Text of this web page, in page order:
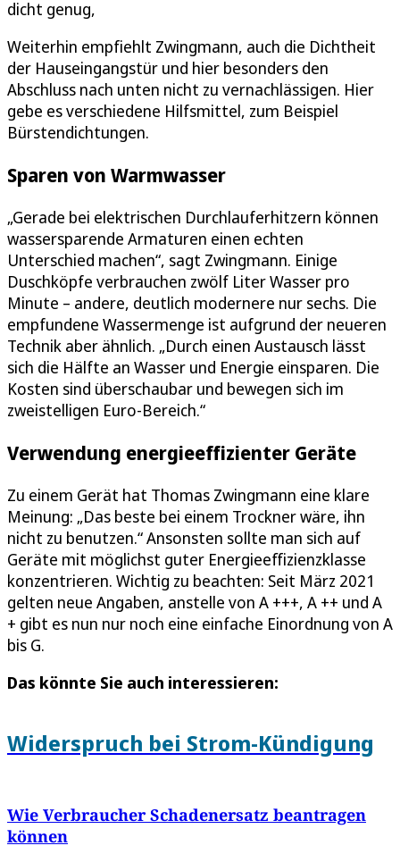
dicht genug,
Weiterhin empfiehlt Zwingmann, auch die Dichtheit
der Hauseingangstür und hier besonders den
Abschluss nach unten nicht zu vernachlässigen. Hier
gebe es verschiedene Hilfsmittel, zum Beispiel
Bürstendichtungen.
Sparen von Warmwasser
„Gerade bei elektrischen Durchlauferhitzern können
wassersparende Armaturen einen echten
Unterschied machen“, sagt Zwingmann. Einige
Duschköpfe verbrauchen zwölf Liter Wasser pro
Minute – andere, deutlich modernere nur sechs. Die
empfundene Wassermenge ist aufgrund der neueren
Technik aber ähnlich. „Durch einen Austausch lässt
sich die Hälfte an Wasser und Energie einsparen. Die
Kosten sind überschaubar und bewegen sich im
zweistelligen Euro-Bereich.“
Verwendung energieeffizienter Geräte
Zu einem Gerät hat Thomas Zwingmann eine klare
Meinung: „Das beste bei einem Trockner wäre, ihn
nicht zu benutzen.“ Ansonsten sollte man sich auf
Geräte mit möglichst guter Energieeffizienzklasse
konzentrieren. Wichtig zu beachten: Seit März 2021
gelten neue Angaben, anstelle von A +++, A ++ und A
+ gibt es nun nur noch eine einfache Einordnung von A
bis G.
Das könnte Sie auch interessieren:
Widerspruch bei Strom-Kündigung
Wie Verbraucher Schadenersatz beantragen
können